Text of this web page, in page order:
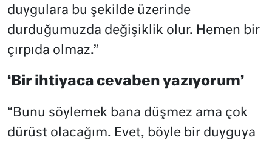
duygulara bu şekilde üzerinde
durduğumuzda değişiklik olur. Hemen bir
çırpıda olmaz.”
‘Bir ihtiyaca cevaben yazıyorum’
“Bunu söylemek bana düşmez ama çok
dürüst olacağım. Evet, böyle bir duyguya